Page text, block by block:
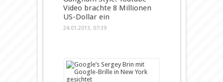
Video brachte 8 Millionen
US-Dollar ein
24.01.2013, 07:39